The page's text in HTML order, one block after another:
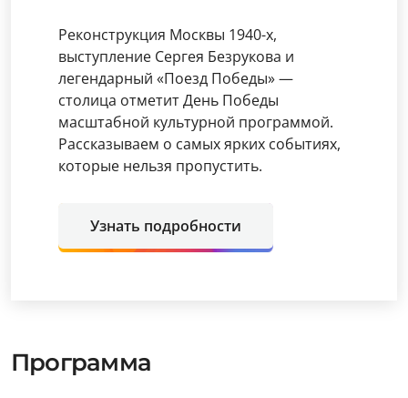
Реконструкция Москвы 1940-х,
выступление Сергея Безрукова и
легендарный «Поезд Победы» —
столица отметит День Победы
масштабной культурной программой.
Рассказываем о самых ярких событиях,
которые нельзя пропустить.
Узнать подробности
Программа